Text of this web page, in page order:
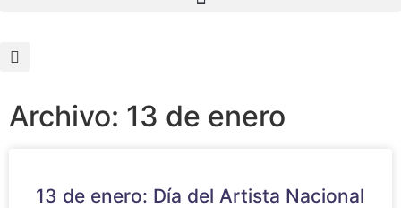
Archivo: 13 de enero
13 de enero: Día del Artista Nacional